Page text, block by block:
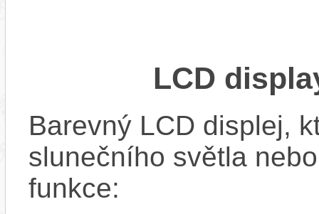
LCD
Barevný LCD displej,
slunečního světla
funkce: